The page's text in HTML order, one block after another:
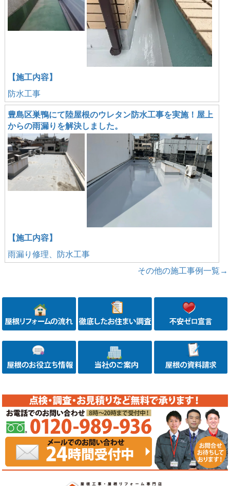
【施工内容】
防水工事
豊島区巣鴨にて陸屋根のウレタン防水工事を実施！屋上
からの雨漏りを解決しました。
【施工内容】
雨漏り修理、防水工事
その他の施工事例一覧→